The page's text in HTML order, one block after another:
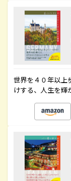
世界を４０年以上
けする、人生を輝